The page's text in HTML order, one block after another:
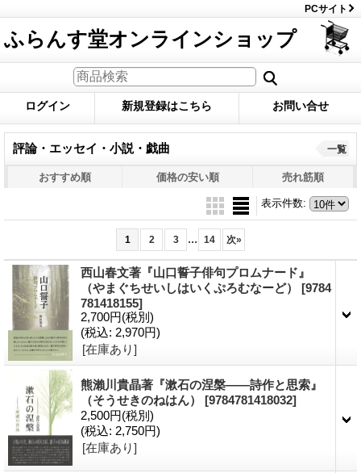
PCサイト
ふらんす堂オンラインショップ
ログイン 新規登録はこちら お問い合せ
評論・エッセイ・小説・戯曲 一覧
おすすめ順 価格の安い順 売れ筋順
表示件数:
1 2 3 ... 14 次»
西山春文著『山口誓子俳句プロムナード』
（やまぐちせいしはいくぷろむなーど） [9784
781418155]
2,700円(税別)
(税込: 2,970円)
[在庫あり]
熊瀨川貴晶著『漱石の涅槃――詩作と思索』
（そうせきのねはん） [9784781418032]
2,500円(税別)
(税込: 2,750円)
[在庫あり]